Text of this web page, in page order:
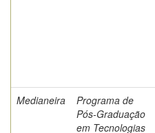
Medianeira
Programa de
Pós-Graduação
em Tecnologias